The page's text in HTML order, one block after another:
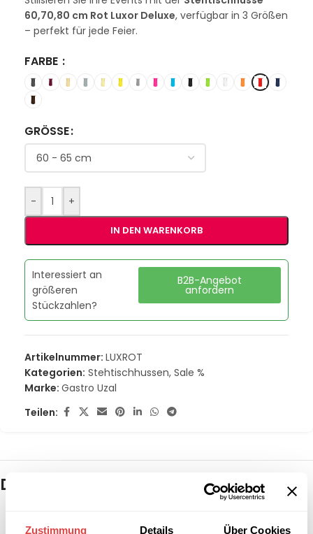
Zustimmung Details Über Cookies
60,70,80 cm Rot Luxor Deluxe, verfügbar in 3 Größen
– perfekt für jede Feier.
FARBE
GRÖSSE
- +
IN DEN WARENKORB
Interessiert an
größeren
Stückzahlen?
B2B-Angebot
anfordern
Artikelnummer: LUXROT
Kategorien: Stehtischhussen, Sale %
Marke: Gastro Uzal
Teilen:
Das könnte dir auch gefallen …